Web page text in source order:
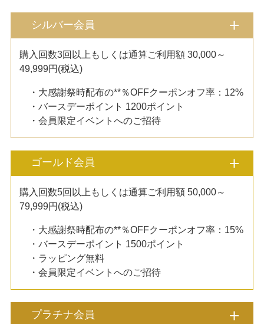
シルバー会員
購入回数3回以上もしくは通算ご利用額 30,000～
49,999円(税込)
・大感謝祭時配布の**％OFFクーポンオフ率：12%
・バースデーポイント 1200ポイント
・会員限定イベントへのご招待
ゴールド会員
購入回数5回以上もしくは通算ご利用額 50,000～
79,999円(税込)
・大感謝祭時配布の**％OFFクーポンオフ率：15%
・バースデーポイント 1500ポイント
・ラッピング無料
・会員限定イベントへのご招待
プラチナ会員